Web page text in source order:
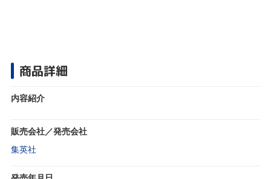
商品詳細
内容紹介
販売会社／発売会社
集英社